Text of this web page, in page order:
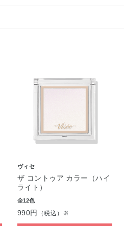
ヴィセ
ザ コントゥア カラー（ハイ
ライト）
全12色
990円 （税込）※